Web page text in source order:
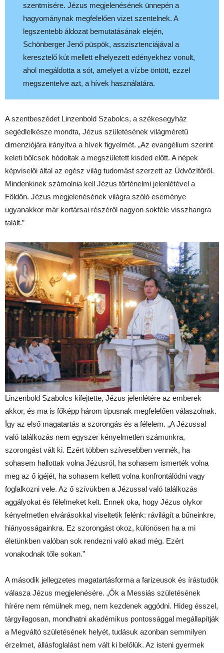
szentmisére. Jézus megjelenésének ünnepén a
hagyománynak megfelelően vizet szentelnek. A
legszentebb áldozat bemutatásának elején,
Schönberger Jenő püspök, asszisztenciájával a
keresztelő kút mellett elhelyezett edényekhez vonult,
ahol megáldotta a sót, amelyet a vízbe öntött, ezzel
megszentelve azt, a hívek használatára.
A szentbeszédet Linzenbold Szabolcs, a székesegyház
segédlelkésze mondta, Jézus születésének világméretű
dimenziójára irányítva a hívek figyelmét. „Az evangélium szerint
keleti bölcsek hódoltak a megszületett kisded előtt. A népek
képviselői által az egész világ tudomást szerzett az Üdvözítőről.
Mindenkinek számolnia kell Jézus történelmi jelenlétével a
Földön. Jézus megjelenésének világra szóló eseménye
ugyanakkor már kortársai részéről nagyon sokféle visszhangra
talált.”
Linzenbold Szabolcs kifejtette, Jézus jelenlétére az emberek
akkor, és ma is főképp három típusnak megfelelően válaszolnak.
Így az első magatartás a szorongás és a félelem. „A Jézussal
való találkozás nem egyszer kényelmetlen számunkra,
szorongást vált ki. Ezért többen szívesebben vennék, ha
sohasem hallottak volna Jézusról, ha sohasem ismerték volna
meg az ő igéjét, ha sohasem kellett volna konfrontálódni vagy
foglalkozni vele. Az ő szívükben a Jézussal való találkozás
aggályokat és félelmeket kelt. Ennek oka, hogy Jézus olykor
kényelmetlen elvárásokkal viseltetik felénk: rávilágít a bűneinkre,
hiányosságainkra. Ez szorongást okoz, különösen ha a mi
életünkben valóban sok rendezni való akad még. Ezért
vonakodnak tőle sokan.”
A második jellegzetes magatartásforma a farizeusok és írástudók
válasza Jézus megjelenésére. „Ők a Messiás születésének
hírére nem rémülnek meg, nem kezdenek aggódni. Hideg ésszel,
tárgyilagosan, mondhatni akadémikus pontossággal megállapítják
a Megváltó születésének helyét, tudásuk azonban semmilyen
érzelmet, állásfoglalást nem vált ki belőlük. Az isteni gyermek